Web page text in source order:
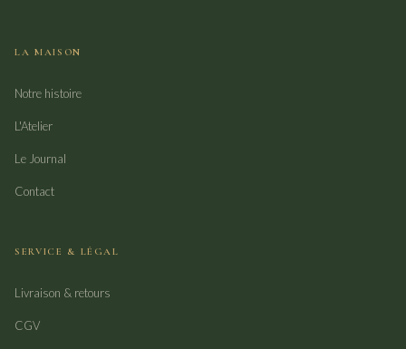
LA MAISON
Notre histoire
L'Atelier
Le Journal
Contact
SERVICE & LÉGAL
Livraison & retours
CGV